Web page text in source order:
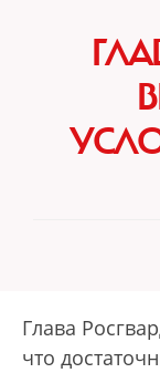
Глава
что